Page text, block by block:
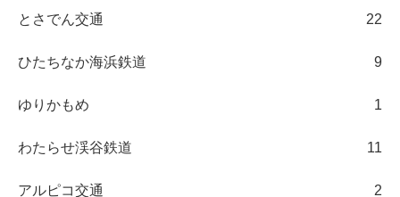
とさでん交通 22
ひたちなか海浜鉄道 9
ゆりかもめ 1
わたらせ渓谷鉄道 11
アルピコ交通 2